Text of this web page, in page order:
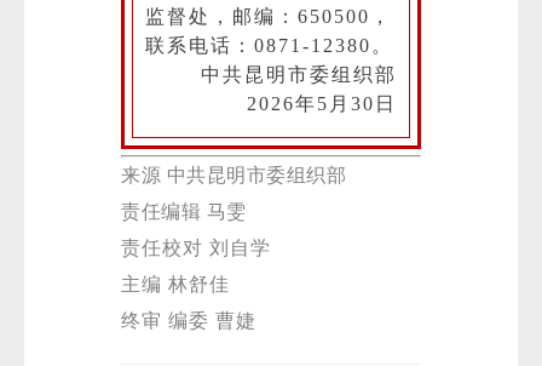
监督处，邮编：650500，
联系电话：0871-12380。
中共昆明市委组织部
2026年5月30日
来源 中共昆明市委组织部
责任编辑 马雯
责任校对 刘自学
主编 林舒佳
终审 编委 曹婕